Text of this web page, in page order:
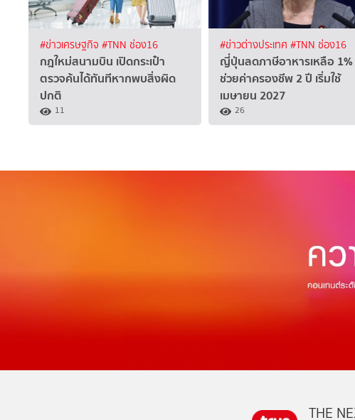
#ข่าวเศรษฐกิจ #TNN ช่อง16
กฎใหม่สนามบิน เปิดกระเป๋า
ตรวจค้นได้ทันทีหากพบสิ่งผิด
ปกติ
11
#ข่าวต่างประเทศ #TNN ช่อง16
ญี่ปุ่นลดภาษีอาหารเหลือ 1%
ช่วยค่าครองชีพ 2 ปี เริ่มใช้
เมษายน 2027
26
THE